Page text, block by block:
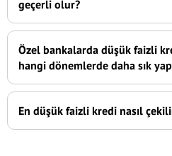
geçerli olur?
Özel bankalarda düşük faizli
hangi dönemlerde daha sık
En düşük faizli kredi nasıl